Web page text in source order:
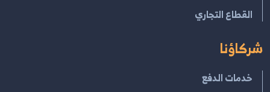
القطاع التجاري
شركاؤنا
خدمات الدفع